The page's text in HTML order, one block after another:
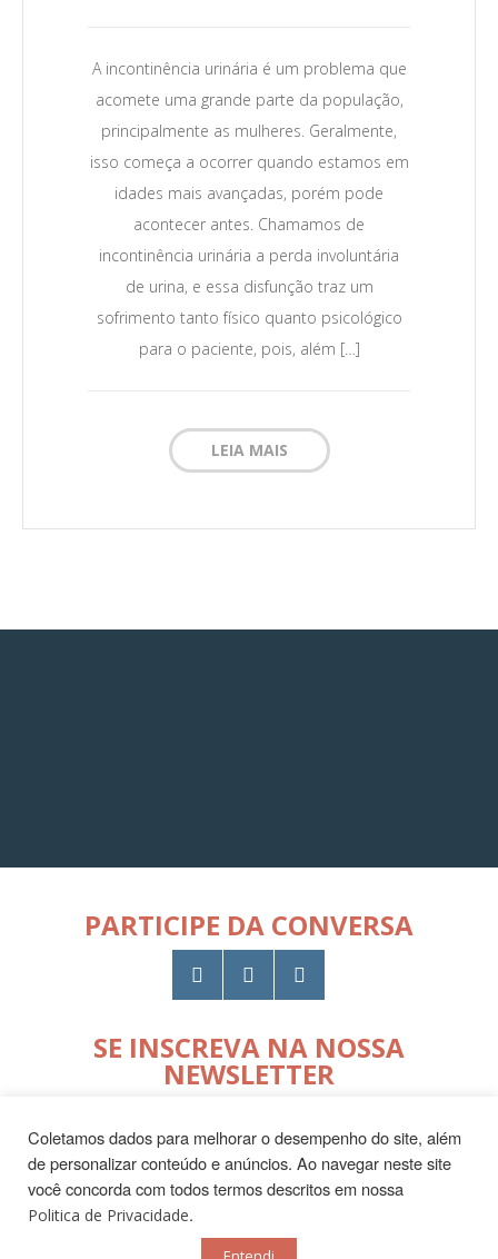
Leia Mais →
A incontinência urinária é um problema que
acomete uma grande parte da população,
principalmente as mulheres. Geralmente,
isso começa a ocorrer quando estamos em
idades mais avançadas, porém pode
acontecer antes. Chamamos de
incontinência urinária a perda involuntária
de urina, e essa disfunção traz um
sofrimento tanto físico quanto psicológico
para o paciente, pois, além […]
LEIA MAIS
PARTICIPE DA CONVERSA
SE INSCREVA NA NOSSA
NEWSLETTER
Desenvolvido por
Coletamos dados para melhorar o desempenho do site, além
de personalizar conteúdo e anúncios. Ao navegar neste site
você concorda com todos termos descritos em nossa
Politica de Privacidade.